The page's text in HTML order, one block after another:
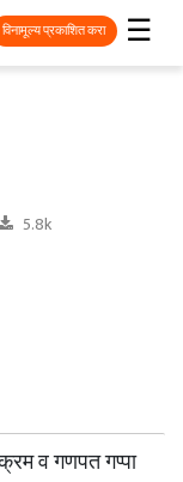
☰
विनामूल्य प्रकाशित करा
5.8k
व गणपत गप्पा